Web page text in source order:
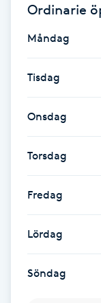
Gel naglar
Gelenaglar
Gellack
Gellack med
Gravidmassage
Ordinarie
Måndag
Tisdag
Onsdag
Torsdag
Fredag
Lördag
Söndag